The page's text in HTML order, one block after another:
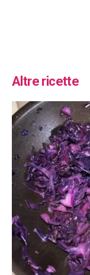
Altre ricette